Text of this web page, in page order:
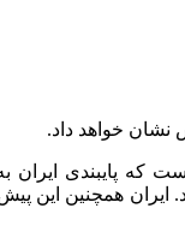
نشان خواهد داد.
که پایبندی ایران
ایران همچنین این